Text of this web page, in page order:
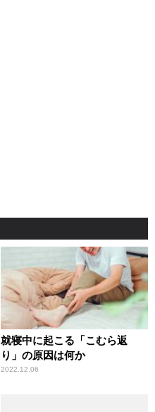
就寝中に起こる「こむら返
り」の原因は何か
2022.12.06